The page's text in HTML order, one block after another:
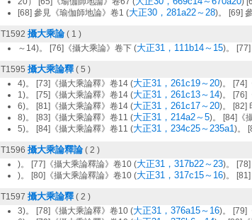
[68] 參見《瑜伽師地論》卷1 (大正30，281a22～28)。 [69]
T1592 攝大乘論( 1 )
～14)。 [76]《攝大乘論》卷下 (大正31，111b14～15)。
T1595 攝大乘論釋( 5 )
4)。 [73]《攝大乘論釋》卷14 (大正31，261c19～20)。 [74]
1)。 [75]《攝大乘論釋》卷14 (大正31，261c13～14)。 [76]
6)。 [81]《攝大乘論釋》卷14 (大正31，261c17～20)。 [82]
8)。 [83]《攝大乘論釋》卷11 (大正31，214a2～5)。 [84]《
5)。 [84]《攝大乘論釋》卷11 (大正31，234c25～235a1)。
T1596 攝大乘論釋論( 2 )
)。 [77]《攝大乘論釋論》卷10 (大正31，317b22～23)。
)。 [80]《攝大乘論釋論》卷10 (大正31，317c15～16)。
T1597 攝大乘論釋( 2 )
3)。 [78]《攝大乘論釋》卷10 (大正31，376a15～16)。 [79]